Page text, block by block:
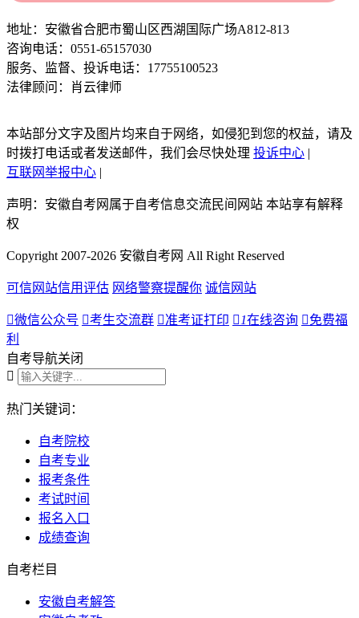
地址：安徽省合肥市蜀山区西湖国际广场A812-813
咨询电话：0551-65157030
服务、监督、投诉电话：17755100523
法律顾问：肖云律师
本站部分文字及图片均来自于网络，如侵犯到您的权益，请及
时拨打电话或者发送邮件，我们会尽快处理 投诉中心 |
互联网举报中心 |
声明：安徽自考网属于自考信息交流民间网站 本站享有解释
权
Copyright 2007-2026 安徽自考网 All Right Reserved
可信网站信用评估 网络警察提醒你 诚信网站
微信公众号 考生交流群 准考证打印  1在线咨询 免费福
利
自考导航关闭

热门关键词：
自考院校
自考专业
报考条件
考试时间
报名入口
成绩查询
自考栏目
安徽自考解答